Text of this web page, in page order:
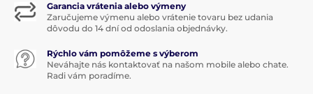
Garancia vrátenia alebo výmeny
Zaručujeme výmenu alebo vrátenie tovaru bez udania
dôvodu do 14 dní od odoslania objednávky.
Rýchlo vám pomôžeme s výberom
Neváhajte nás kontaktovať na našom mobile alebo chate.
Radi vám poradíme.